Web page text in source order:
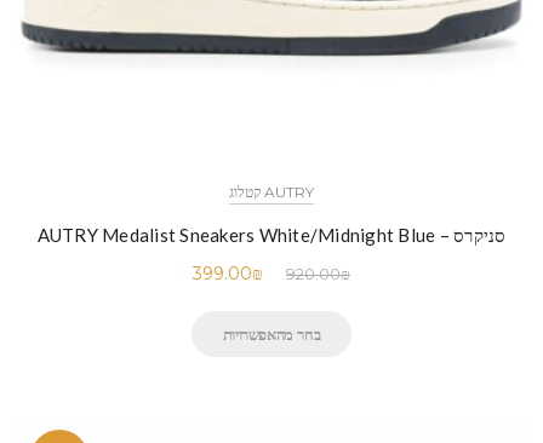
AUTRY קטלוג
סניקרס – AUTRY Medalist Sneakers White/Midnight Blue
920.00₪
399.00₪
בחר מהאפשרויות